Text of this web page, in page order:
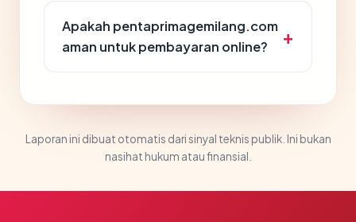
Apakah pentaprimagemilang.com
aman untuk pembayaran online?
Laporan ini dibuat otomatis dari sinyal teknis publik. Ini bukan
nasihat hukum atau finansial.